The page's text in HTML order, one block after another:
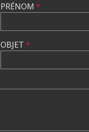
PRÉNOM *
OBJET *